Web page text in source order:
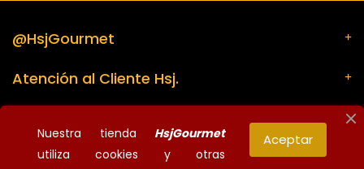
@HsjGourmet
Atención al Cliente Hsj.
Información de la tienda
Nuestra tienda HsjGourmet
utiliza cookies y otras
Aceptar